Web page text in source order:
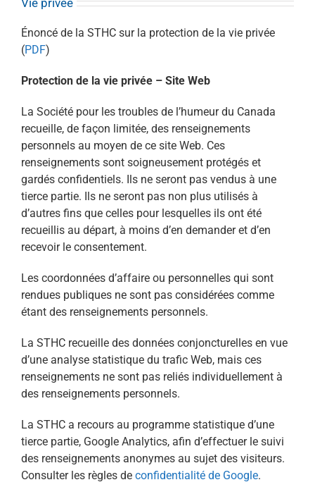
Vie privée
Énoncé de la STHC sur la protection de la vie privée
(PDF)
Protection de la vie privée – Site Web
La Société pour les troubles de l’humeur du Canada
recueille, de façon limitée, des renseignements
personnels au moyen de ce site Web. Ces
renseignements sont soigneusement protégés et
gardés confidentiels. Ils ne seront pas vendus à une
tierce partie. Ils ne seront pas non plus utilisés à
d’autres fins que celles pour lesquelles ils ont été
recueillis au départ, à moins d’en demander et d’en
recevoir le consentement.
Les coordonnées d’affaire ou personnelles qui sont
rendues publiques ne sont pas considérées comme
étant des renseignements personnels.
La STHC recueille des données conjoncturelles en vue
d’une analyse statistique du trafic Web, mais ces
renseignements ne sont pas reliés individuellement à
des renseignements personnels.
La STHC a recours au programme statistique d’une
tierce partie, Google Analytics, afin d’effectuer le suivi
des renseignements anonymes au sujet des visiteurs.
Consulter les règles de confidentialité de Google.